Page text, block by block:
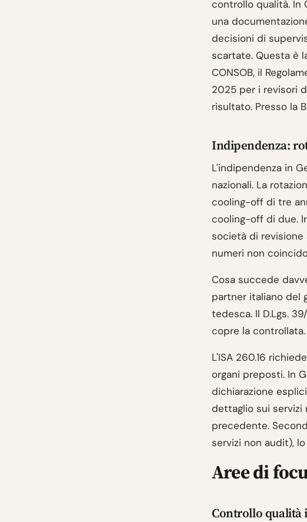
controllo qualità. In
una
decisioni di
scartate. Questa è
CONSOB, il
2025 per i revisori
risultato. Presso la
Indipendenza:
L'indipendenza in
nazionali. La
cooling-off di tre
cooling-off di due.
società di revisione
numeri non
Cosa succede
partner italiano del
tedesca. Il D.Lgs.
copre la
L'ISA 260.16
organi preposti. In
dichiarazione
dettaglio sui servizi
precedente.
servizi non audit),
Aree di
Controllo qualità